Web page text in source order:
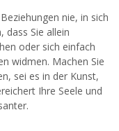
nie, in sich
dass Sie allein
oder sich einfach
widmen. Machen Sie
sei es in der Kunst,
Ihre Seele und